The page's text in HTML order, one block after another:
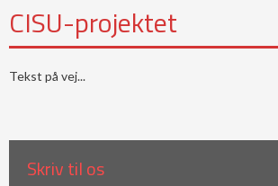
​CISU-projektet
Tekst på vej...
Skriv til os